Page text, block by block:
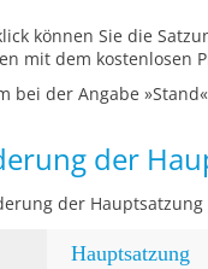
können Sie die
mit dem kostenlosen
bei der Angabe
der
der
Hauptsatzung